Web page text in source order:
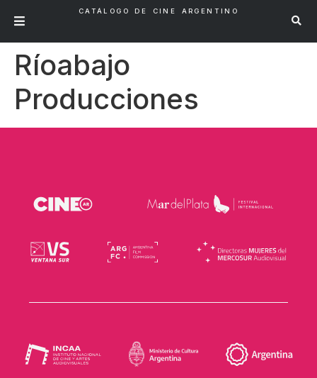
CATÁLOGO DE CINE ARGENTINO
Ríoabajo
Producciones